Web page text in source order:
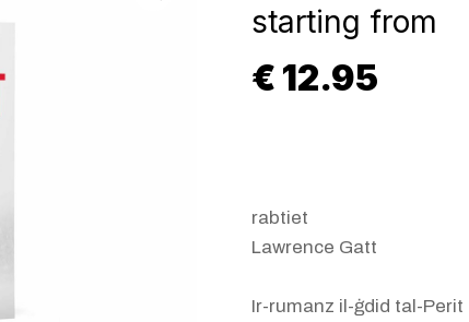
€ 12.95
starting from
rabtiet
Lawrence Gatt
Ir-rumanz il-ġdid tal-